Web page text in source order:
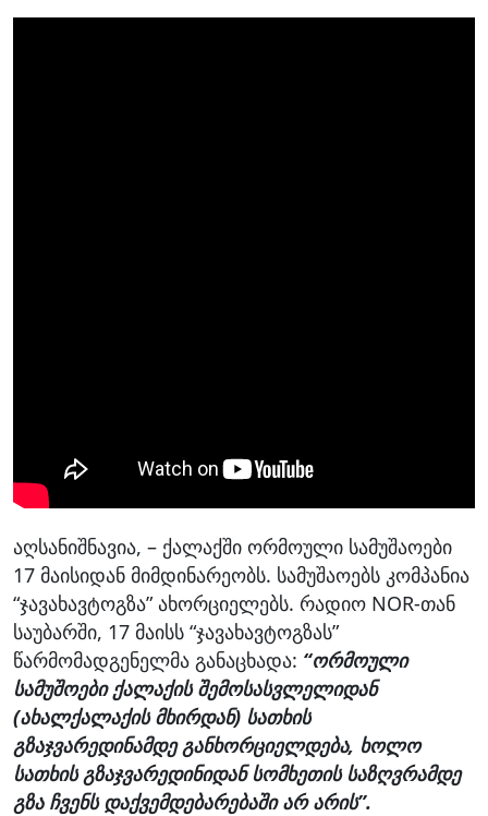
აღსანიშნავია, – ქალაქში ორმოული სამუშაოები
17 მაისიდან მიმდინარეობს. სამუშაოებს კომპანია
“ჯავახავტოგზა” ახორციელებს. რადიო NOR-თან
საუბარში, 17 მაისს “ჯავახავტოგზას”
წარმომადგენელმა განაცხადა: “ორმოული
სამუშოები ქალაქის შემოსასვლელიდან
(ახალქალაქის მხირდან) სათხის
გზაჯვარედინამდე განხორციელდება, ხოლო
სათხის გზაჯვარედინიდან სომხეთის საზღვრამდე
გზა ჩვენს დაქვემდებარებაში არ არის”.